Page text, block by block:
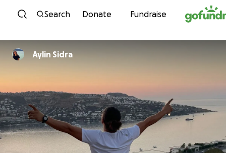
Skip to content
Search Donate Fundraise
Aylin Sidra